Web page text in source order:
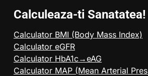
Calculeaza-ti Sanatatea!
Calculator BMI (Body Mass Index)
Calculator eGFR
Calculator HbA1c→eAG
Calculator MAP (Mean Arterial